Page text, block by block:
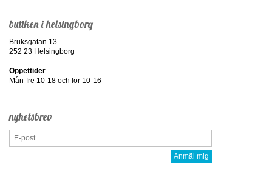
butiken i helsingborg
Bruksgatan 13
252 23 Helsingborg
Öppettider
Mån-fre 10-18 och lör 10-16
nyhetsbrev
Anmäl mig